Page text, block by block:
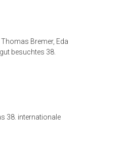
Bremer, Eda
besuchtes 38.
38. internationale